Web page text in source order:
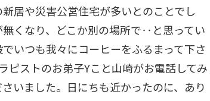
居や災害公営住宅が多いとのことでし
くなり、どこか別の場所で‥と思ってい
いつも我々にコーヒーをふるまって下さ
ピストのお弟子Yこと山崎がお電話してみ
いました。日にちも近かったのに、あり